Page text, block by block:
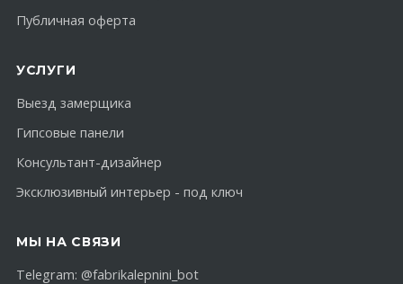
Публичная оферта
УСЛУГИ
Выезд замерщика
Гипсовые панели
Консультант-дизайнер
Эксклюзивный интерьер - под ключ
МЫ НА СВЯЗИ
Telegram: @fabrikalepnini_bot